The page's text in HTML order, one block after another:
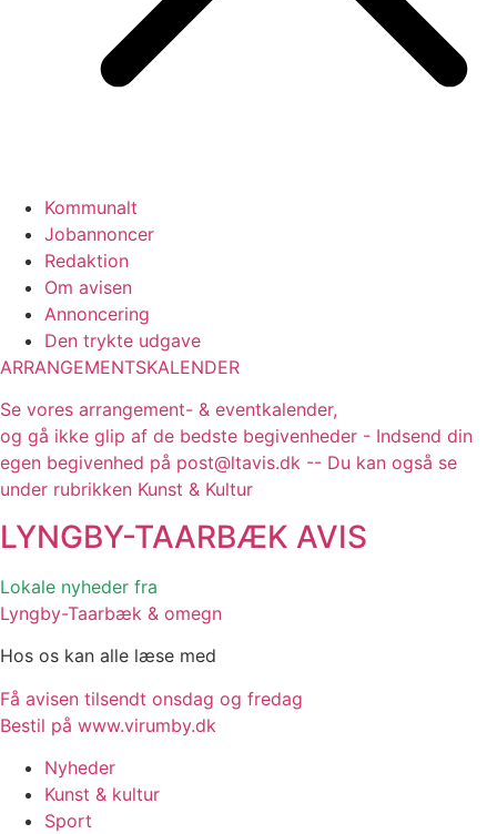
Kommunalt
Jobannoncer
Redaktion
Om avisen
Annoncering
Den trykte udgave
ARRANGEMENTSKALENDER
Se vores arrangement- & eventkalender,
og gå ikke glip af de bedste begivenheder - Indsend din
egen begivenhed på post@ltavis.dk -- Du kan også se
under rubrikken Kunst & Kultur
LYNGBY-TAARBÆK AVIS
Lokale nyheder fra
Lyngby-Taarbæk & omegn
Hos os kan alle læse med
Få avisen tilsendt onsdag og fredag
Bestil på www.virumby.dk
Nyheder
Kunst & kultur
Sport